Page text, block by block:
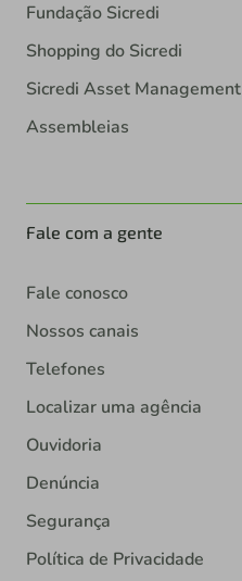
Fundação Sicredi
Shopping do Sicredi
Sicredi Asset Management
Assembleias
Fale com a gente
Fale conosco
Nossos canais
Telefones
Localizar uma agência
Ouvidoria
Denúncia
Segurança
Política de Privacidade